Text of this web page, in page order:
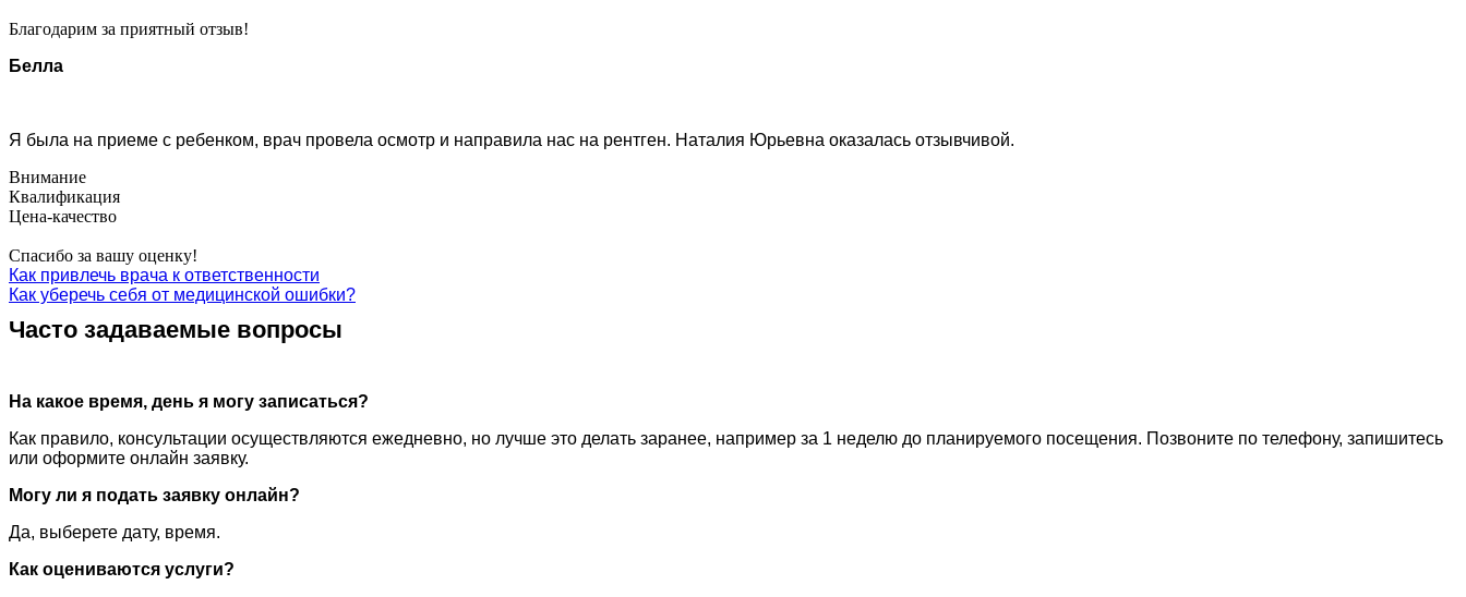
Благодарим за приятный отзыв!
Белла
Я была на приеме с ребенком, врач провела осмотр и направила нас на рентген. Наталия Юрьевна оказалась отзывчивой.
Внимание
Квалификация
Цена-качество
Спасибо за вашу оценку!
Как привлечь врача к ответственности
Как уберечь себя от медицинской ошибки?
Часто задаваемые вопросы
На какое время, день я могу записаться?
Как правило, консультации осуществляются ежедневно, но лучше это делать заранее, например за 1 неделю до планируемого посещения. Позвоните по телефону, запишитесь
или оформите онлайн заявку.
Могу ли я подать заявку онлайн?
Да, выберете дату, время.
Как оцениваются услуги?